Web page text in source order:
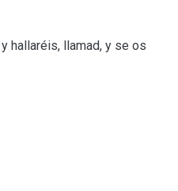
hallaréis, llamad, y se os